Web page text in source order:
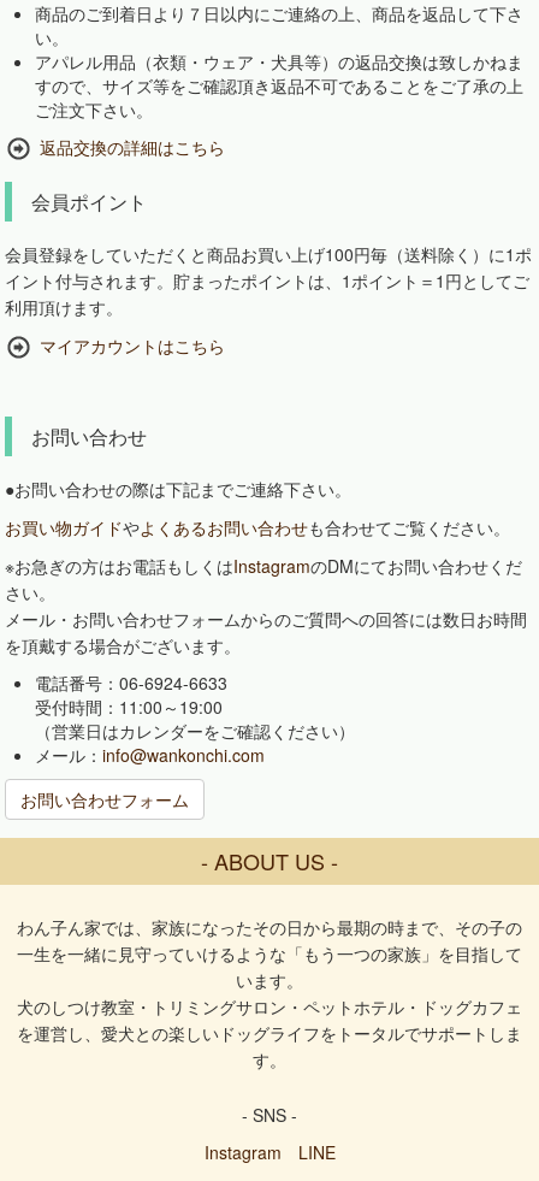
商品のご到着日より７日以内にご連絡の上、商品を返品して下さ
い。
アパレル用品（衣類・ウェア・犬具等）の返品交換は致しかねま
すので、サイズ等をご確認頂き返品不可であることをご了承の上
ご注文下さい。
返品交換の詳細はこちら
会員ポイント
会員登録をしていただくと商品お買い上げ100円毎（送料除く）に1ポ
イント付与されます。貯まったポイントは、1ポイント＝1円としてご
利用頂けます。
マイアカウントはこちら
お問い合わせ
●お問い合わせの際は下記までご連絡下さい。
お買い物ガイドやよくあるお問い合わせも合わせてご覧ください。
※お急ぎの方はお電話もしくはInstagramのDMにてお問い合わせくだ
さい。
メール・お問い合わせフォームからのご質問への回答には数日お時間
を頂戴する場合がございます。
電話番号：06-6924-6633
受付時間：11:00～19:00
（営業日はカレンダーをご確認ください）
メール：info@wankonchi.com
お問い合わせフォーム
- ABOUT US -
わん子ん家では、家族になったその日から最期の時まで、その子の
一生を一緒に見守っていけるような「もう一つの家族」を目指して
います。
犬のしつけ教室・トリミングサロン・ペットホテル・ドッグカフェ
を運営し、愛犬との楽しいドッグライフをトータルでサポートしま
す。
- SNS -
Instagram
LINE